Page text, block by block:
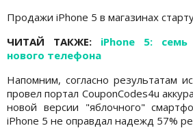
Продажи iPhone 5 в магазинах
ЧИТАЙ ТАКЖЕ: iPhone 5:
нового телефона
Напомним, согласно результатам
провел портал CouponCodes4u
новой версии "яблочного"
iPhone 5 не оправдал надежд 57%